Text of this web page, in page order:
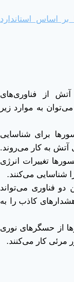
بر اساس استاندارد
از فناوری‌های
به موارد زیر
برای شناسایی
به کار می‌روند.
تغییرات انرژی
شناسایی می‌کنند.
دو فناوری می‌تواند
کاذب را به
از حسگرهای نوری
مرئی کار می‌کنند.